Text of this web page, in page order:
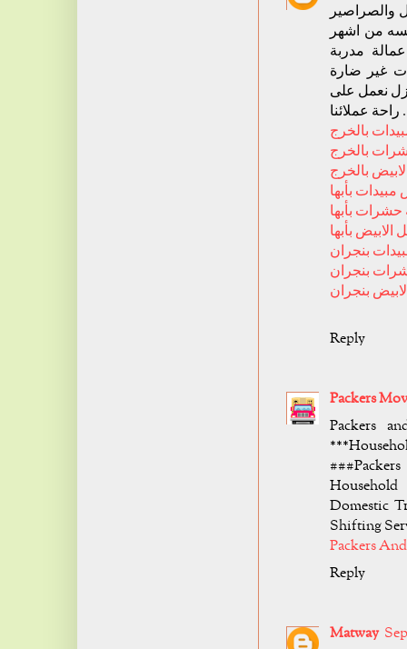
والصراصير
من اشهر
مدربة
غير ضارة
نعمل على
راحة عملائنا .
بالخرج
بالخرج
بالخرج
بأبها
بأبها
بأبها
بنجران
بنجران
بنجران
Reply
Packers
Packers
Domestic
Shifting
Packers
Reply
Matway